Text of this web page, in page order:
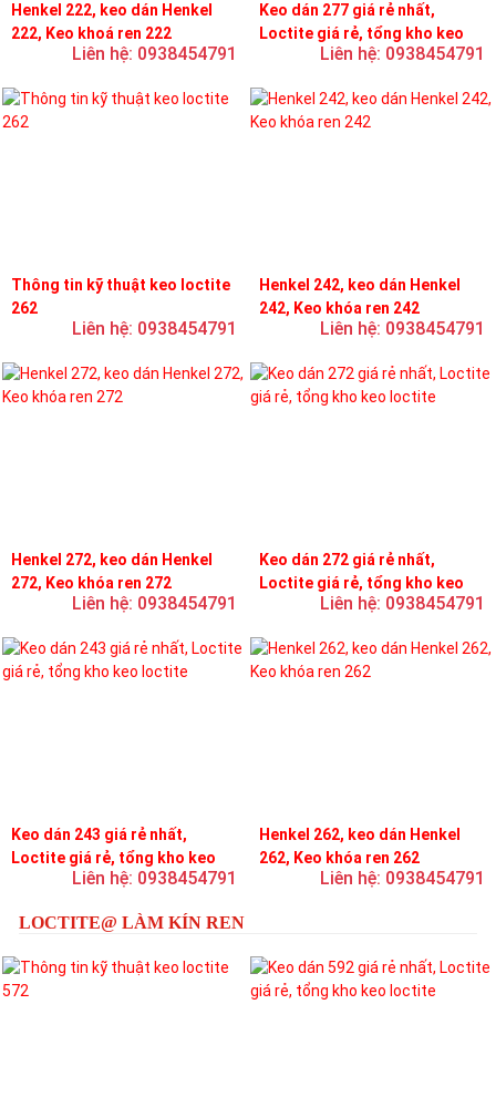
Henkel 222, keo dán Henkel
222, Keo khoá ren 222
Liên hệ: 0938454791
Keo dán 277 giá rẻ nhất,
Loctite giá rẻ, tổng kho keo
Liên hệ: 0938454791
Thông tin kỹ thuật keo loctite
262
Liên hệ: 0938454791
Henkel 242, keo dán Henkel
242, Keo khóa ren 242
Liên hệ: 0938454791
Henkel 272, keo dán Henkel
272, Keo khóa ren 272
Liên hệ: 0938454791
Keo dán 272 giá rẻ nhất,
Loctite giá rẻ, tổng kho keo
Liên hệ: 0938454791
Keo dán 243 giá rẻ nhất,
Loctite giá rẻ, tổng kho keo
Liên hệ: 0938454791
Henkel 262, keo dán Henkel
262, Keo khóa ren 262
Liên hệ: 0938454791
LOCTITE@ LÀM KÍN REN